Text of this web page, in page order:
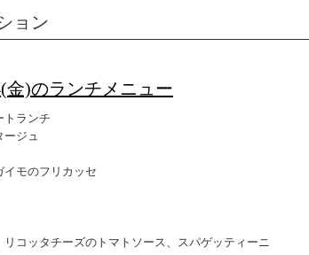
ョン
金)のランチメニュー
トランチ
ジュ
モのフリカッセ
コッタチーズのトマトソース、スパゲッティーニ